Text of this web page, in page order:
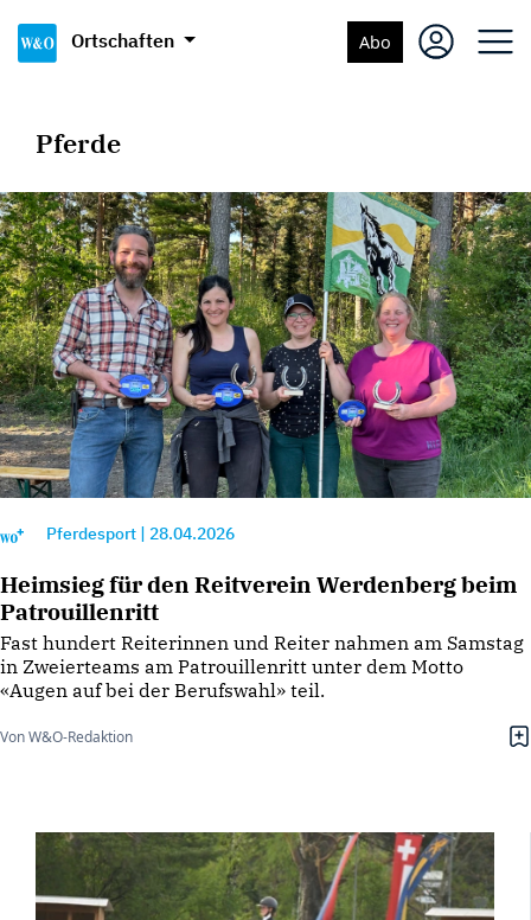
Ortschaften Abo
Pferde
Pferdesport 28.04.2026
Heimsieg für den Reitverein Werdenberg beim
Patrouillenritt
Fast hundert Reiterinnen und Reiter nahmen am Samstag
in Zweierteams am Patrouillenritt unter dem Motto
«Augen auf bei der Berufswahl» teil.
Von W&O-Redaktion